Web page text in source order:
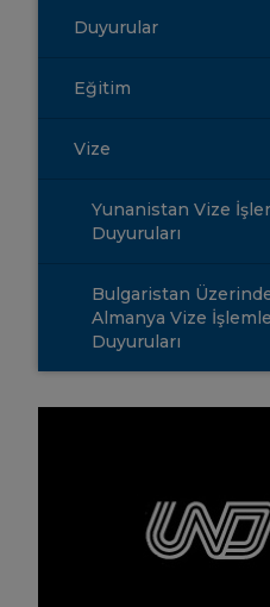
Duyurular
Eğitim
Vize
Yunanistan Vize
Duyuruları
Bulgaristan
Almanya Vize
Duyuruları